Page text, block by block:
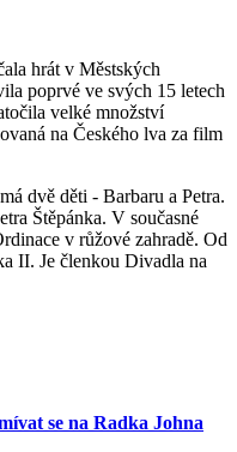
hrát v Městských
poprvé ve svých 15 letech
velké množství
na Českého lva za film
dvě děti - Barbaru a Petra.
Štěpánka. V současné
v růžové zahradě. Od
II. Je členkou Divadla na
se na Radka Johna